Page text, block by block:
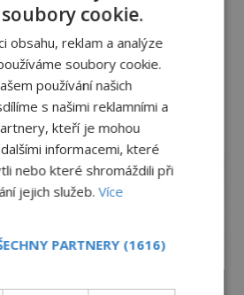
reklama
cookie.
obsahu, reklam a analýze
soubory cookie.
používání našich
s našimi reklamními a
kteří je mohou
informacemi, které
nebo které shromáždili při
jejich služeb.Více
PARTNERY (1616)